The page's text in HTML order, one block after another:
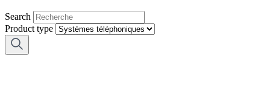
Search
Product type